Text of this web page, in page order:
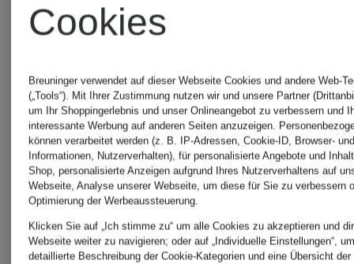
Cookies
Breuninger verwendet auf dieser Webseite Cookies und andere Web-
(„Tools“). Mit Ihrer Zustimmung nutzen wir und unsere Partner
um Ihr Shoppingerlebnis und unser Onlineangebot zu verbessern und
interessante Werbung auf anderen Seiten anzuzeigen.
können verarbeitet werden (z. B. IP-Adressen, Cookie-ID, Browser-
Informationen, Nutzerverhalten), für personalisierte Angebote und
Shop, personalisierte Anzeigen aufgrund Ihres Nutzerverhaltens auf
Webseite, Analyse unserer Webseite, um diese für Sie zu verbessern
Optimierung der Werbeaussteuerung.
Klicken Sie auf „Ich stimme zu“ um alle Cookies zu akzeptieren und
Webseite weiter zu navigieren; oder auf „Individuelle Einstellungen“,
detaillierte Beschreibung der Cookie-Kategorien und eine Übersicht